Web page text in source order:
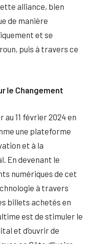
alliance, bien
de manière
et se
puis à travers ce
le Changement
au 11 février 2024 en
une plateforme
et à la
En devenant le
numériques de cet
à travers
billets achetés en
est de stimuler le
et d’ouvrir de